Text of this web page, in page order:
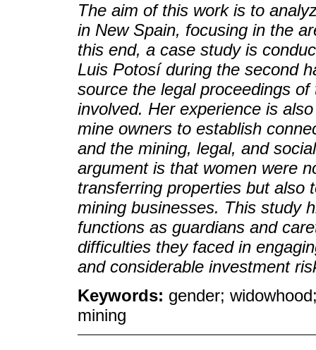
The aim of this work is to
in New Spain, focusing in the
this end, a case study is
Luis Potosí during the second
source the legal proceedings
involved. Her experience is
mine owners to establish
and the mining, legal, and
argument is that women were
transferring properties but also
mining businesses. This study
functions as guardians and
difficulties they faced in
and considerable investment
Keywords: gender;
mining